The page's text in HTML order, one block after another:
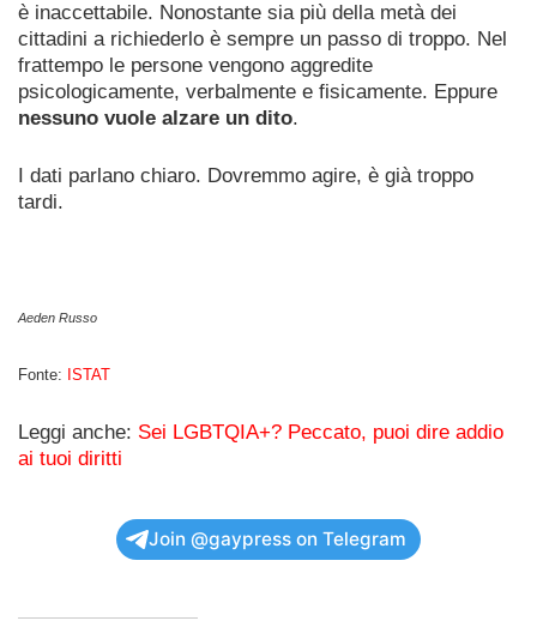
è inaccettabile. Nonostante sia più della metà dei
cittadini a richiederlo è sempre un passo di troppo. Nel
frattempo le persone vengono aggredite
psicologicamente, verbalmente e fisicamente. Eppure
nessuno vuole alzare un dito.
I dati parlano chiaro. Dovremmo agire, è già troppo
tardi.
Aeden Russo
Fonte: ISTAT
Leggi anche: Sei LGBTQIA+? Peccato, puoi dire addio
ai tuoi diritti
Join @gaypress on Telegram